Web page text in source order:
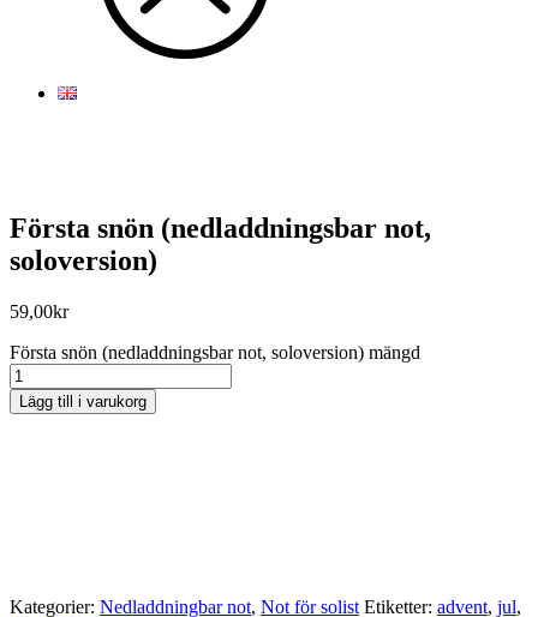
Första snön (nedladdningsbar not,
soloversion)
59,00kr
Första snön (nedladdningsbar not, soloversion) mängd
Lägg till i varukorg
Kategorier: Nedladdningbar not, Not för solist Etiketter: advent, jul,